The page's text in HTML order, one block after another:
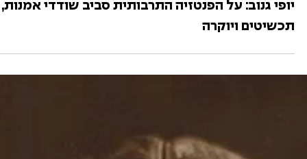
יופי גנוב: על הפנטזיה התרבותית סביב שודדי אמנות,
תכשיטים ויוקרה